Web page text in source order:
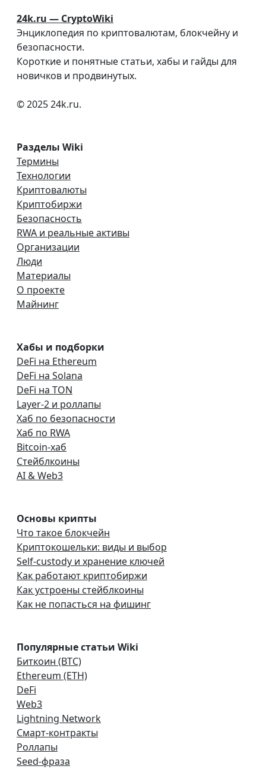
24k.ru — CryptoWiki
Энциклопедия по криптовалютам, блокчейну и
безопасности.
Короткие и понятные статьи, хабы и гайды для
новичков и продвинутых.
© 2025 24k.ru.
Разделы Wiki
Термины
Технологии
Криптовалюты
Криптобиржи
Безопасность
RWA и реальные активы
Организации
Люди
Материалы
О проекте
Майнинг
Хабы и подборки
DeFi на Ethereum
DeFi на Solana
DeFi на TON
Layer-2 и роллапы
Хаб по безопасности
Хаб по RWA
Bitcoin-хаб
Стейблкоины
AI & Web3
Основы крипты
Что такое блокчейн
Криптокошельки: виды и выбор
Self-custody и хранение ключей
Как работают криптобиржи
Как устроены стейблкоины
Как не попасться на фишинг
Популярные статьи Wiki
Биткоин (BTC)
Ethereum (ETH)
DeFi
Web3
Lightning Network
Смарт-контракты
Роллапы
Seed-фраза